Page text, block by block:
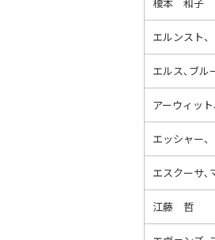
エルンスト
エルス､ブル
アーウィッ
エッシャー
エスクーサ､
江藤 哲